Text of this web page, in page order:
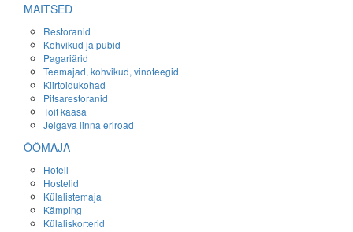
MAITSED
Restoranid
Kohvikud ja pubid
Pagariärid
Teemajad, kohvikud, vinoteegid
Kiirtoidukohad
Pitsarestoranid
Toit kaasa
Jelgava linna eriroad
ÖÖMAJA
Hotell
Hostelid
Külalistemaja
Kämping
Külaliskorterid